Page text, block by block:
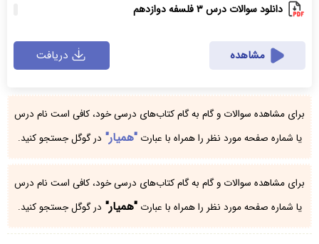
دانلود سوالات درس ۳ فلسفه دوازدهم
مشاهده دریافت
برای مشاهده سوالات و گام به گام کتاب‌های درسی خود، کافی است نام درس
یا شماره صفحه مورد نظر را همراه با عبارت"همیار" در گوگل جستجو کنید.
برای مشاهده سوالات و گام به گام کتاب‌های درسی خود، کافی است نام درس
یا شماره صفحه مورد نظر را همراه با عبارت"همیار" در گوگل جستجو کنید.